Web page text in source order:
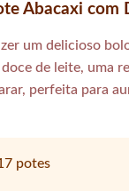
Abacaxi com
um delicioso
de leite, uma
perfeita para
potes